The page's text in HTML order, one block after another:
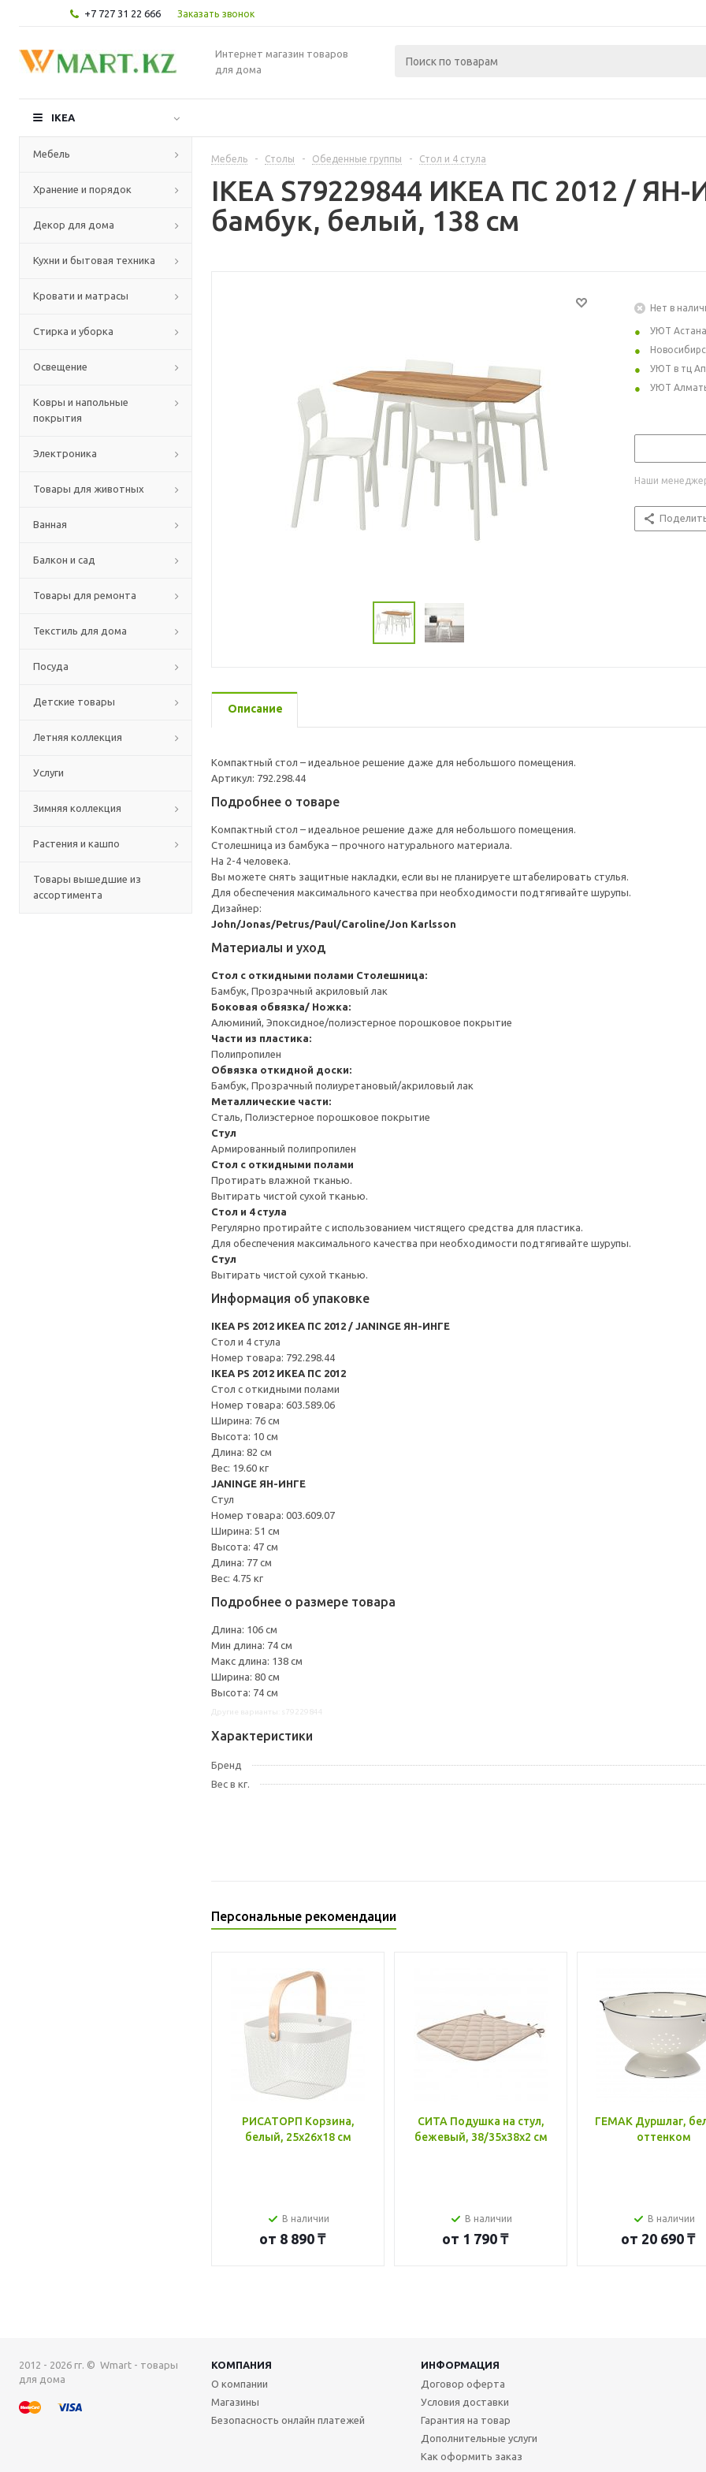
+7 727 31 22 666 Заказать звонок
Интернет магазин товаров
для дома
IKEA
Мебель
Хранение и порядок
Декор для дома
Кухни и бытовая техника
Кровати и матрасы
Стирка и уборка
Освещение
Ковры и напольные
покрытия
Электроника
Товары для животных
Ванная
Балкон и сад
Товары для ремонта
Текстиль для дома
Посуда
Детские товары
Летняя коллекция
Услуги
Зимняя коллекция
Растения и кашпо
Товары вышедшие из
ассортимента
Мебель - Столы - Обеденные группы - Стол и 4 стула
IKEA S79229844 ИКЕА ПС 2012 / ЯН-
бамбук, белый, 138 см
Нет в
УЮТ Астана
УЮТ в тц
УЮТ
Наши
Описание
Компактный стол – идеальное решение даже для небольшого помещения.
Артикул: 792.298.44
Подробнее о товаре
Компактный стол – идеальное решение даже для небольшого помещения.
Столешница из бамбука – прочного натурального материала.
На 2-4 человека.
Вы можете снять защитные накладки, если вы не планируете штабелировать стулья.
Для обеспечения максимального качества при необходимости подтягивайте шурупы.
Дизайнер:
John/Jonas/Petrus/Paul/Caroline/Jon Karlsson
Материалы и уход
Стол c откидными полами Столешница:
Бамбук, Прозрачный акриловый лак
Боковая обвязка/ Ножка:
Алюминий, Эпоксидное/полиэстерное порошковое покрытие
Части из пластика:
Полипропилен
Обвязка откидной доски:
Бамбук, Прозрачный полиуретановый/акриловый лак
Металлические части:
Сталь, Полиэстерное порошковое покрытие
Стул
Армированный полипропилен
Стол c откидными полами
Протирать влажной тканью.
Вытирать чистой сухой тканью.
Стол и 4 стула
Регулярно протирайте с использованием чистящего средства для пластика.
Для обеспечения максимального качества при необходимости подтягивайте шурупы.
Стул
Вытирать чистой сухой тканью.
Информация об упаковке
IKEA PS 2012 ИКЕА ПС 2012 / JANINGE ЯН-ИНГЕ
Стол и 4 стула
Номер товара: 792.298.44
IKEA PS 2012 ИКЕА ПС 2012
Стол c откидными полами
Номер товара: 603.589.06
Ширина: 76 см
Высота: 10 см
Длина: 82 см
Вес: 19.60 кг
JANINGE ЯН-ИНГЕ
Стул
Номер товара: 003.609.07
Ширина: 51 см
Высота: 47 см
Длина: 77 см
Вес: 4.75 кг
Подробнее о размере товара
Длина: 106 см
Мин длина: 74 см
Макс длина: 138 см
Ширина: 80 см
Высота: 74 см
Характеристики
Бренд
Вес в кг.
Персональные рекомендации
РИСАТОРП Корзина,
белый, 25x26x18 см
В наличии
от 8 890 ₸
СИТА Подушка на стул,
бежевый, 38/35x38x2 см
В наличии
от 1 790 ₸
ГЕМАК Дуршлаг,
оттенком
В наличии
от 20 690 ₸
2012 - 2026 гг. © Wmart - товары
для дома
КОМПАНИЯ
ИНФОРМАЦИЯ
О компании
Магазины
Безопасность онлайн платежей
Договор оферта
Условия доставки
Гарантия на товар
Дополнительные услуги
Как оформить заказ